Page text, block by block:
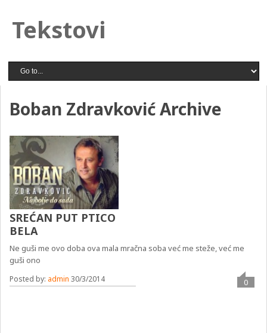
Tekstovi
Boban Zdravković Archive
SREĆAN PUT PTICO
BELA
Ne guši me ovo doba ova mala mračna soba već me steže, već me
guši ono
Posted by: admin 30/3/2014 0